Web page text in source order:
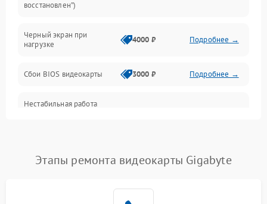
Электропитание
ПО
Электронные компоненты
Общие поломки
восстановлен”)
Черный экран при
нагрузке
4000 ₽ Подробнее →
Сбои BIOS видеокарты 3000 ₽ Подробнее →
Нестабильная работа
Этапы ремонта видеокарты Gigabyte